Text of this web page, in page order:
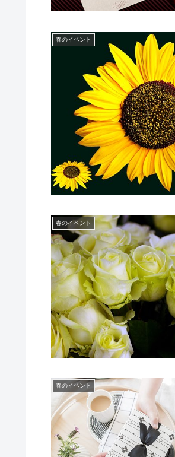
春のイベント
春のイベント
春のイベント